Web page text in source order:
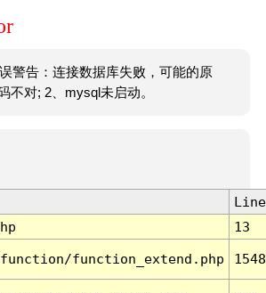
警告：连接数据库失败，可能的原
不对; 2、mysql未启动。
Line
13
function_extend.php 1548